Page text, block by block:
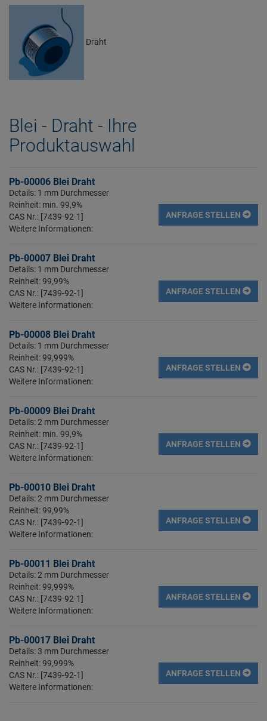
Draht
Blei - Draht - Ihre
Produktauswahl
Pb-00006 Blei Draht
Details: 1 mm Durchmesser
Reinheit: min. 99,9%
CAS Nr.: [7439-92-1]
Weitere Informationen:
ANFRAGE STELLEN
Pb-00007 Blei Draht
Details: 1 mm Durchmesser
Reinheit: 99,99%
CAS Nr.: [7439-92-1]
Weitere Informationen:
ANFRAGE STELLEN
Pb-00008 Blei Draht
Details: 1 mm Durchmesser
Reinheit: 99,999%
CAS Nr.: [7439-92-1]
Weitere Informationen:
ANFRAGE STELLEN
Pb-00009 Blei Draht
Details: 2 mm Durchmesser
Reinheit: min. 99,9%
CAS Nr.: [7439-92-1]
Weitere Informationen:
ANFRAGE STELLEN
Pb-00010 Blei Draht
Details: 2 mm Durchmesser
Reinheit: 99,99%
CAS Nr.: [7439-92-1]
Weitere Informationen:
ANFRAGE STELLEN
Pb-00011 Blei Draht
Details: 2 mm Durchmesser
Reinheit: 99,999%
CAS Nr.: [7439-92-1]
Weitere Informationen:
ANFRAGE STELLEN
Pb-00017 Blei Draht
Details: 3 mm Durchmesser
Reinheit: 99,999%
CAS Nr.: [7439-92-1]
Weitere Informationen:
ANFRAGE STELLEN